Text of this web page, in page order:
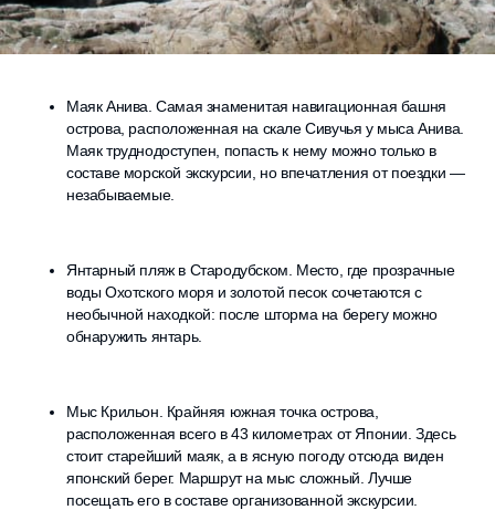
Маяк Анива. Самая знаменитая навигационная башня
острова, расположенная на скале Сивучья у мыса Анива.
Маяк труднодоступен, попасть к нему можно только в
составе морской экскурсии, но впечатления от поездки —
незабываемые.
Янтарный пляж в Стародубском. Место, где прозрачные
воды Охотского моря и золотой песок сочетаются с
необычной находкой: после шторма на берегу можно
обнаружить янтарь.
Мыс Крильон. Крайняя южная точка острова,
расположенная всего в 43 километрах от Японии. Здесь
стоит старейший маяк, а в ясную погоду отсюда виден
японский берег. Маршрут на мыс сложный. Лучше
посещать его в составе организованной экскурсии.